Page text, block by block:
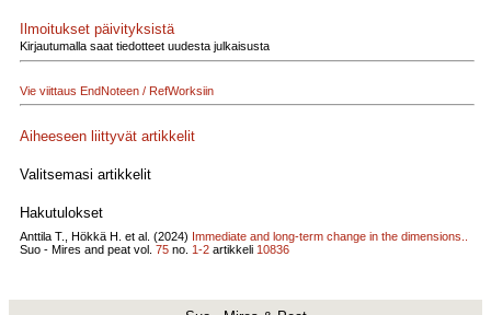
Ilmoitukset päivityksistä
Kirjautumalla saat tiedotteet uudesta julkaisusta
Vie viittaus EndNoteen / RefWorksiin
Aiheeseen liittyvät artikkelit
Valitsemasi artikkelit
Hakutulokset
Anttila T., Hökkä H. et al. (2024) Immediate and long-term change in the dimensions..
Suo - Mires and peat vol. 75 no. 1-2 artikkeli 10836